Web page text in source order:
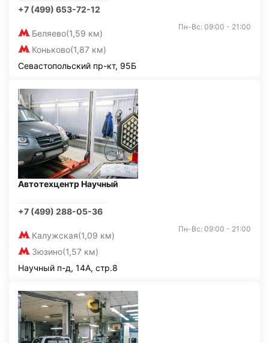
+7 (499) 653-72-12
Беляево(1,59 км)
Коньково(1,87 км)
Пн-Вс: 09:00 - 21:00
Севастопольский пр-кт, 95Б
Автотехцентр Научный
+7 (499) 288-05-36
Калужская(1,09 км)
Зюзино(1,57 км)
Пн-Вс: 09:00 - 21:00
Научный п-д, 14А, стр.8